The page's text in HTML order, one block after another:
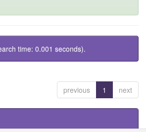
time: 0.001 seconds).
previous 1 next